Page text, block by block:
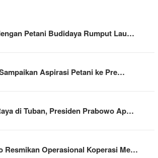
Petani Budidaya Rumput Lau…
Aspirasi Petani ke Pre…
di Tuban, Presiden Prabowo Ap…
Resmikan Operasional Koperasi Me…